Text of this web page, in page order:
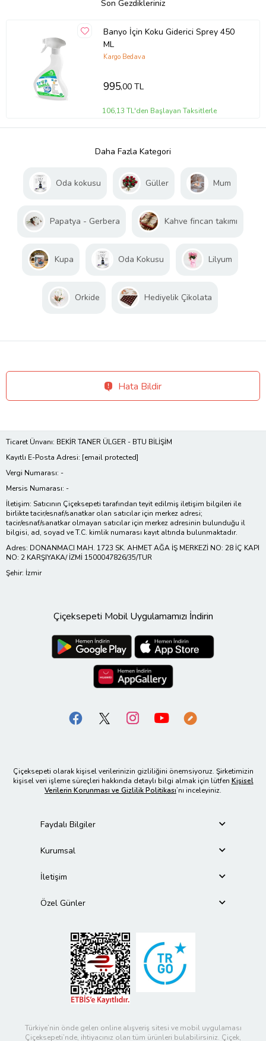
Son Gezdikleriniz
Banyo İçin Koku Giderici Sprey 450
ML
Kargo Bedava
995,00 TL
106,13 TL'den Başlayan Taksitlerle
Daha Fazla Kategori
Oda kokusu Güller Mum
Papatya - Gerbera Kahve fincan takımı
Kupa Oda Kokusu Lilyum
Orkide Hediyelik Çikolata
Hata Bildir
Ticaret Ünvanı: BEKİR TANER ÜLGER - BTU BİLİŞİM
Kayıtlı E-Posta Adresi: [email protected]
Vergi Numarası: -
Mersis Numarası: -
İletişim: Satıcının Çiçeksepeti tarafından teyit edilmiş iletişim bilgileri ile
birlikte tacir/esnaf/sanatkar olan satıcılar için merkez adresi;
tacir/esnaf/sanatkar olmayan satıcılar için merkez adresinin bulunduğu il
bilgisi, ad, soyad ve T.C. kimlik numarası kayıt altında bulunmaktadır.
Adres: DONANMACI MAH. 1723 SK. AHMET AĞA İŞ MERKEZİ NO: 28 İÇ KAPI
NO: 2 KARŞIYAKA/ İZMİ 1500047826/35/TUR
Şehir: İzmir
Çiçeksepeti Mobil Uygulamamızı İndirin
Çiçeksepeti olarak kişisel verilerinizin gizliliğini önemsiyoruz. Şirketimizin
kişisel veri işleme süreçleri hakkında detaylı bilgi almak için lütfen Kişisel
Verilerin Korunması ve Gizlilik Politikası’nı inceleyiniz.
Faydalı Bilgiler
Kurumsal
İletişim
Özel Günler
Türkiye’nin önde gelen online alışveriş sitesi ve mobil uygulaması
Çiçeksepeti’nde, ihtiyacınız olan tüm ürünleri bulabilirsiniz. Çiçek,